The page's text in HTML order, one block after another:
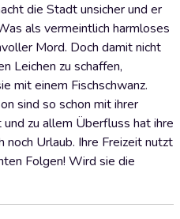
die Stadt unsicher und er
als vermeintlich harmloses
Mord. Doch damit nicht
Leichen zu schaffen,
mit einem Fischschwanz.
sind so schon mit ihrer
zu allem Überfluss hat ihre
noch Urlaub. Ihre Freizeit nutzt
Folgen! Wird sie die